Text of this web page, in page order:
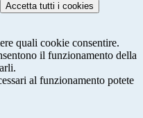
Accetta tutti i cookies
quali cookie consentire.
il funzionamento della
al funzionamento potete